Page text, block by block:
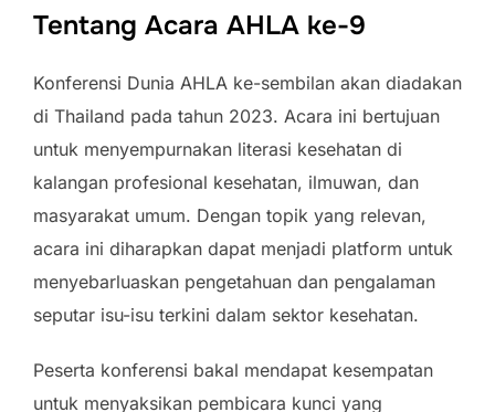
Tentang Acara AHLA ke-9
Konferensi Dunia AHLA ke-sembilan akan diadakan
di Thailand pada tahun 2023. Acara ini bertujuan
untuk menyempurnakan literasi kesehatan di
kalangan profesional kesehatan, ilmuwan, dan
masyarakat umum. Dengan topik yang relevan,
acara ini diharapkan dapat menjadi platform untuk
menyebarluaskan pengetahuan dan pengalaman
seputar isu-isu terkini dalam sektor kesehatan.
Peserta konferensi bakal mendapat kesempatan
untuk menyaksikan pembicara kunci yang